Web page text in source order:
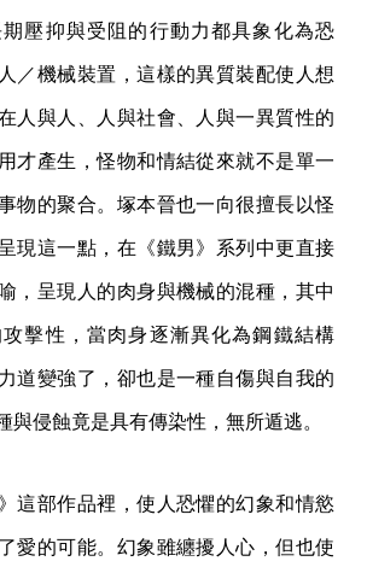
壓抑與受阻的行動力都具象化為恐
／機械裝置，這樣的異質裝配使人想
人與人、人與社會、人與一異質性的
才產生，怪物和情結從來就不是單一
物的聚合。塚本晉也一向很擅長以怪
現這一點，在《鐵男》系列中更直接
，呈現人的肉身與機械的混種，其中
擊性，當肉身逐漸異化為鋼鐵結構
道變強了，卻也是一種自傷與自我的
與侵蝕竟是具有傳染性，無所遁逃。
這部作品裡，使人恐懼的幻象和情慾
愛的可能。幻象雖纏擾人心，但也使